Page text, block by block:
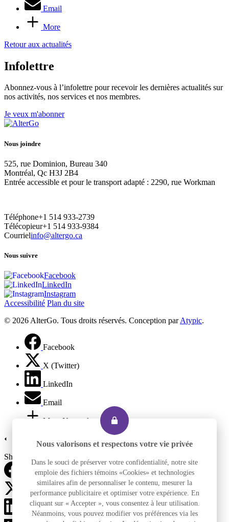
Email
More
Retour aux actualités
Infolettre
Abonnez-vous à l’infolettre pour recevoir les dernières actualités sur
nos activités, nos services et nos membres.
Je veux m'abonner
Nous joindre
525, rue Dominion, Bureau 340
Montréal, Qc H3J 2B4
Entrée accessible et pour le transport adapté : 2290, rue Workman
Téléphone+1 514 933-2739
Télécopieur+1 514 933-9384
Courrielinfo@altergo.ca
Nous suivre
Facebook
LinkedIn
Instagram
Accessibilité Plan du site
© 2026 AlterGo. Tous droits réservés. Conception parAtypic.
Facebook
X (Twitter)
LinkedIn
Email
More Networks
Share via
Facebook
X (Twitter)
LinkedIn
Nous valorisons et respectons votre vie privée
Dans le souci de préserver votre confidentialité, notre site
emploie des fichiers témoins «Cookies» et technologies
similaires afin de personnaliser le contenu, mesurer la
performance publicitaire et optimiser votre expérience. En
cliquant sur « Accepter », vous consentez à leur utilisation.
Néanmoins, vous pouvez modifier vos préférences via les